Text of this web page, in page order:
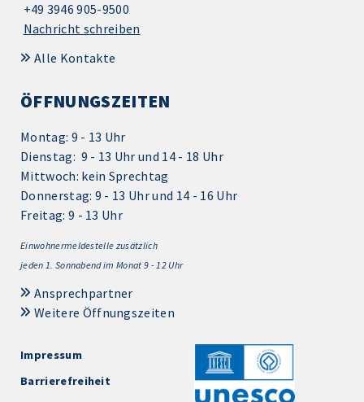
+49 3946 905-9500
Nachricht schreiben
Alle Kontakte
ÖFFNUNGSZEITEN
Montag: 9 - 13 Uhr
Dienstag: 9 - 13 Uhr und 14 - 18 Uhr
Mittwoch: kein Sprechtag
Donnerstag: 9 - 13 Uhr und 14 - 16 Uhr
Freitag: 9 - 13 Uhr
Einwohnermeldestelle zusätzlich
jeden 1. Sonnabend im Monat 9 - 12 Uhr
Ansprechpartner
Weitere Öffnungszeiten
Impressum
Barrierefreiheit